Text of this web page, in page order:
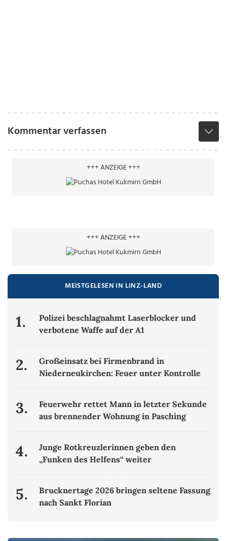
Kommentar verfassen
+++ ANZEIGE +++
+++ ANZEIGE +++
MEISTGELESEN IN LINZ-LAND
1.
Polizei beschlagnahmt Laserblocker und
verbotene Waffe auf der A1
2.
Großeinsatz bei Firmenbrand in
Niederneukirchen: Feuer unter Kontrolle
3.
Feuerwehr rettet Mann in letzter Sekunde
aus brennender Wohnung in Pasching
4.
Junge Rotkreuzlerinnen geben den
„Funken des Helfens“ weiter
5.
Brucknertage 2026 bringen seltene Fassung
nach Sankt Florian